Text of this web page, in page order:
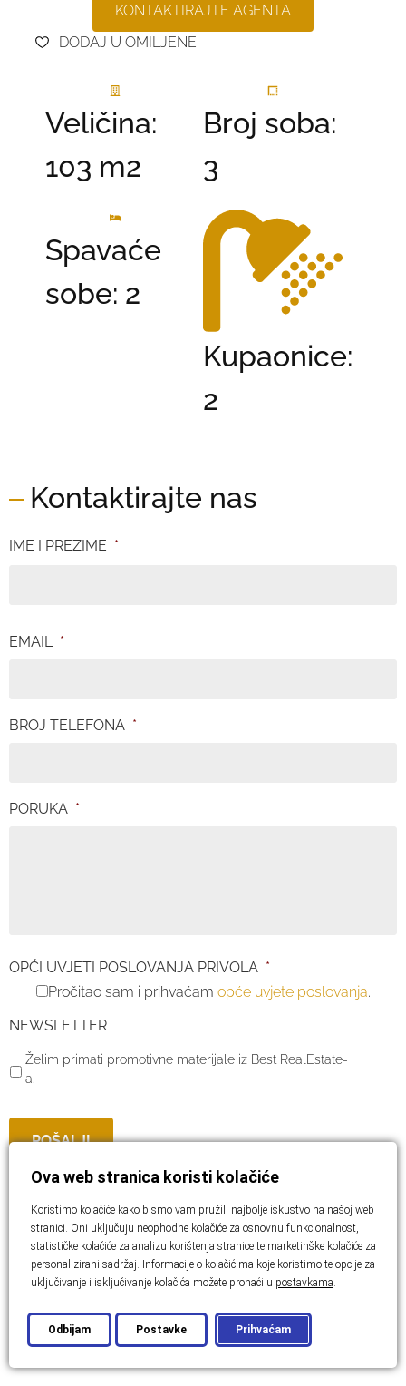
KONTAKTIRAJTE AGENTA
DODAJ U OMILJENE
Veličina:
103 m2
Broj soba:
3
Spavaće
sobe: 2
Kupaonice:
2
Kontaktirajte nas
IME I PREZIME *
EMAIL *
BROJ TELEFONA *
PORUKA *
OPĆI UVJETI POSLOVANJA PRIVOLA *
Pročitao sam i prihvaćam opće uvjete poslovanja.
NEWSLETTER
Želim primati promotivne materijale iz Best RealEstate-
a.
Slične nekretnine
Ova web stranica koristi kolačiće
Koristimo kolačiće kako bismo vam pružili najbolje iskustvo na našoj web
stranici. Oni uključuju neophodne kolačiće za osnovnu funkcionalnost,
statističke kolačiće za analizu korištenja stranice te marketinške kolačiće za
personalizirani sadržaj. Informacije o kolačićima koje koristimo te opcije za
uključivanje i isključivanje kolačića možete pronaći u postavkama.
Prihvaćam
Odbijam Postavke